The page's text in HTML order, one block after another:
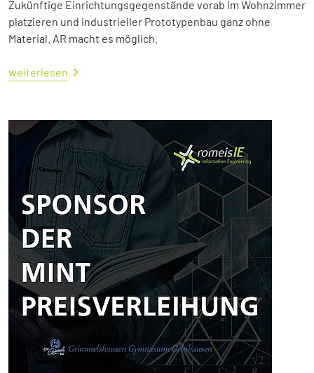
Zukünftige Einrichtungsgegenstände vorab im Wohnzimmer
platzieren und industrieller Prototypenbau ganz ohne
Material. AR macht es möglich.
weiterlesen